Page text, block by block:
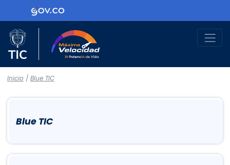
Logo Gobierno de Colombia
Logo del Ministerio TIC
Inicio / Blue TIC
Blue TIC